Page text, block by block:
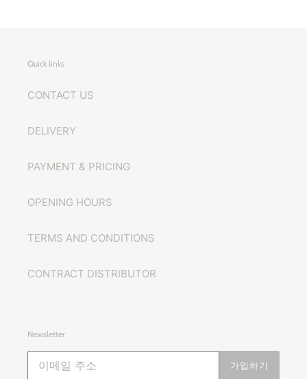
Quick links
CONTACT US
DELIVERY
PAYMENT & PRICING
OPENING HOURS
TERMS AND CONDITIONS
CONTRACT DISTRIBUTOR
Newsletter
가입하기